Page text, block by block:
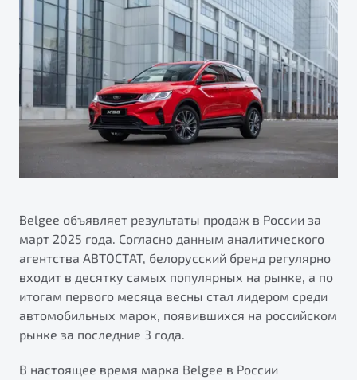
Яркий кроссовер
от 2 219 990 ₽*
Обзор В наличии
S50
Элегантный и практичный седан
от 1 699 990 ₽*
Трейд-ин
Страхование
Расчет КАСКО
Узнайте о специальных выгодах при покупке
Сервисные акции
ПОДДЕРЖКА
Гарантия Belgee
Belgee Линк
Клиентская поддержка
Помощь на дорогах
О дилерском центре
Правовая информация
Belgee объявляет результаты продаж в России за
март 2025 года. Согласно данным аналитического
агентства АВТОСТАТ, белорусский бренд регулярно
входит в десятку самых популярных на рынке, а по
итогам первого месяца весны стал лидером среди
автомобильных марок, появившихся на российском
рынке за последние 3 года.
В настоящее время марка Belgee в России